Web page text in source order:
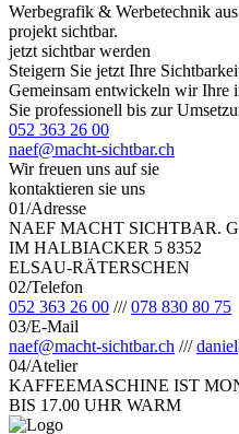
Werbegrafik & Werbetechnik
projekt sichtbar.
jetzt sichtbar werden
Steigern Sie jetzt Ihre
Gemeinsam entwickeln wir Ihre
Sie professionell bis zur
052 363 26 00
naef@macht-sichtbar.ch
Wir freuen uns auf sie
kontaktieren sie uns
01/Adresse
NAEF MACHT SICHTBAR.
IM HALBIACKER 5 8352
ELSAU-RÄTERSCHEN
02/Telefon
052 363 26 00 /// 078 830 80 75
03/E-Mail
naef@macht-sichtbar.ch ///
04/Atelier
KAFFEEMASCHINE IST
BIS 17.00 UHR WARM